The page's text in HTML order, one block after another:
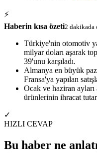
⚡
Haberin kısa özeti2 dakikada
Türkiye'nin otomotiv
milyar doları aşarak
39'unu karşıladı.
Almanya en büyük
Fransa'ya yapılan
Ocak ve haziran ayları
ürünlerinin ihracat
✓
HIZLI CEVAP
Bu haber ne